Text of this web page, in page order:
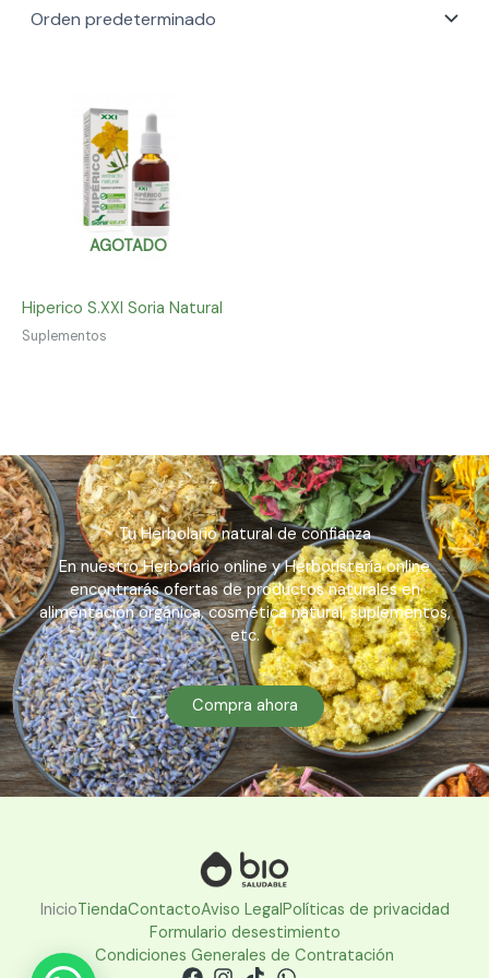
AGOTADO
Hiperico S.XXI Soria Natural
Suplementos
Tu Herbolario natural de confianza
En nuestro Herbolario online y Herboristería online
encontrarás ofertas de productos naturales en
alimentación orgánica, cosmética natural, suplementos,
etc.
Compra ahora
InicioTiendaContactoAviso LegalPolíticas de privacidad
Formulario desestimiento
Condiciones Generales de Contratación